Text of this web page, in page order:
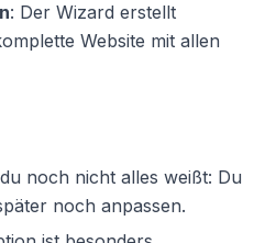
: Der Wizard erstellt
Website mit allen
noch nicht alles weißt: Du
noch anpassen.